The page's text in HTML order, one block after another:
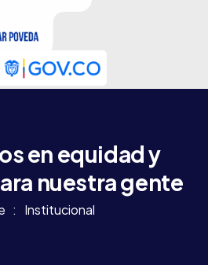
en equidad y
nuestra gente
Institucional